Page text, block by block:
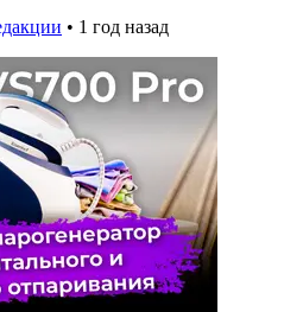
• 1 год назад